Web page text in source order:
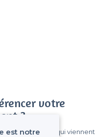
votre
?
de visiteurs qui viennent
est notre